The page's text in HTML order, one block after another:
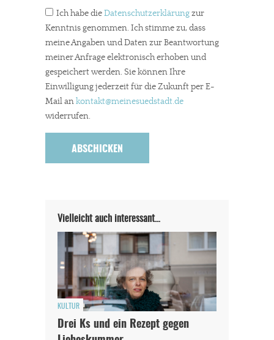
Ich habe dieDatenschutzerklärungzur
Kenntnis genommen. Ich stimme zu, dass
meine Angaben und Daten zur Beantwortung
meiner Anfrage elektronisch erhoben und
gespeichert werden. Sie können Ihre
Einwilligung jederzeit für die Zukunft per E-
Mail ankontakt@meinesuedstadt.de
widerrufen.
Vielleicht auch interessant…
KULTUR
Drei Ks und ein Rezept gegen